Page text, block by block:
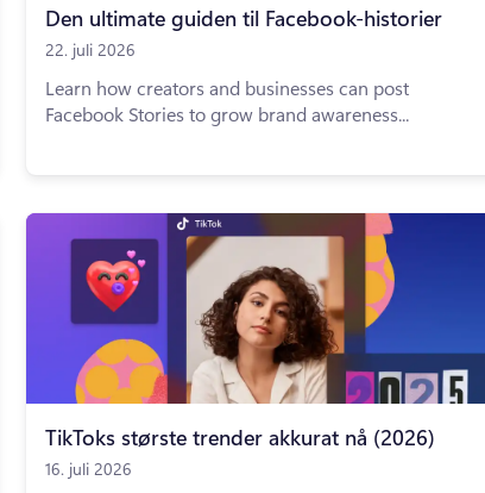
Den ultimate guiden til Facebook-historier
22. juli 2026
Learn how creators and businesses can post
Facebook Stories to grow brand awareness...
TikToks største trender akkurat nå (2026)
16. juli 2026